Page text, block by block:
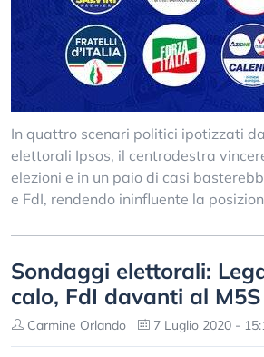
In quattro scenari politici ipotizzati
elettorali Ipsos, il centrodestra
elezioni e in un paio di casi
e FdI, rendendo ininfluente la
Sondaggi elettorali:
calo, FdI davanti al M5S
Carmine Orlando 7 Luglio 2020 -